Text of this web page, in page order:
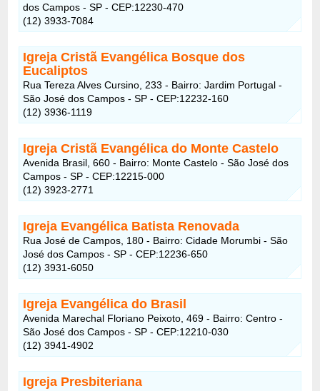
dos Campos - SP - CEP:12230-470
(12) 3933-7084
Igreja Cristã Evangélica Bosque dos
Eucaliptos
Rua Tereza Alves Cursino, 233 - Bairro: Jardim Portugal -
São José dos Campos - SP - CEP:12232-160
(12) 3936-1119
Igreja Cristã Evangélica do Monte Castelo
Avenida Brasil, 660 - Bairro: Monte Castelo - São José dos
Campos - SP - CEP:12215-000
(12) 3923-2771
Igreja Evangélica Batista Renovada
Rua José de Campos, 180 - Bairro: Cidade Morumbi - São
José dos Campos - SP - CEP:12236-650
(12) 3931-6050
Igreja Evangélica do Brasil
Avenida Marechal Floriano Peixoto, 469 - Bairro: Centro -
São José dos Campos - SP - CEP:12210-030
(12) 3941-4902
Igreja Presbiteriana